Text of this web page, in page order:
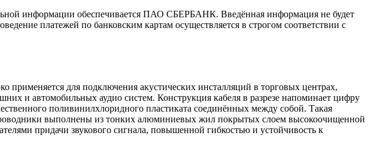
информации обеспечивается ПАО СБЕРБАНК. Введённая информация не будет
платежей по банковским картам осуществляется в строгом соответствии с
применяется для подключения акустических инсталляций в торговых центрах,
и автомобильных аудио систем. Конструкция кабеля в разрезе напоминает цифру
поливинилхлоридного пластиката соединённых между собой. Такая
выполнены из тонких алюминиевых жил покрытых слоем высокоочищенной
придачи звукового сигнала, повышенной гибкостью и устойчивость к